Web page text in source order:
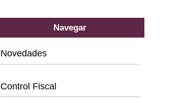
Navegar
Novedades
Categorías
Control Fiscal